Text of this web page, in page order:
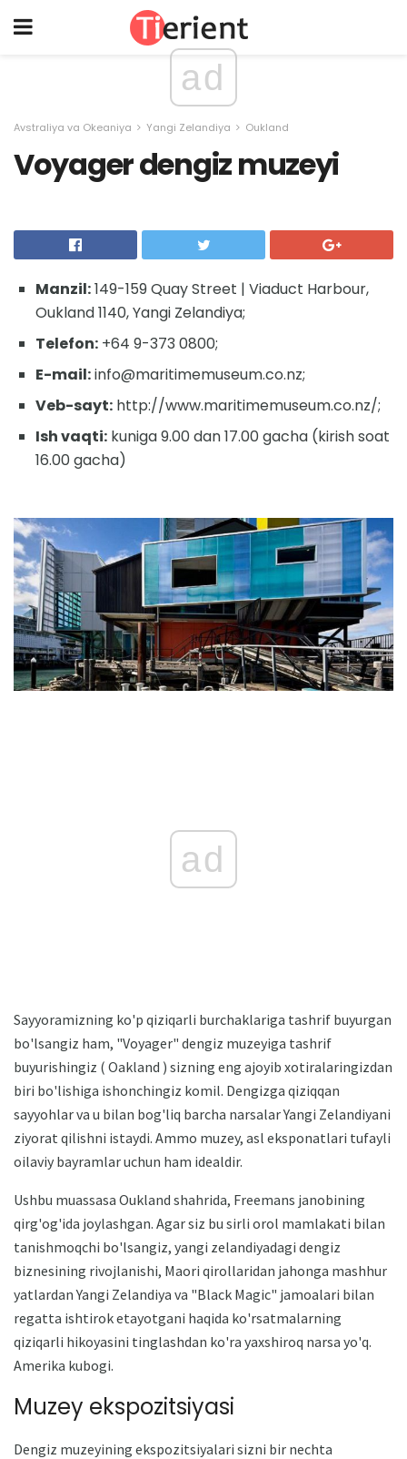
ad
Avstraliya va Okeaniya Yangi Zelandiya Oukland
Voyager dengiz muzeyi
Manzil:149-159 Quay Street | Viaduct Harbour,
Oukland 1140, Yangi Zelandiya;
Telefon: +64 9-373 0800;
E-mail:info@maritimemuseum.co.nz;
Veb-sayt: http://www.maritimemuseum.co.nz/;
Ish vaqti: kuniga 9.00 dan 17.00 gacha (kirish soat
16.00 gacha)
ad
Sayyoramizning ko'p qiziqarli burchaklariga tashrif buyurgan
bo'lsangiz ham, "Voyager" dengiz muzeyiga tashrif
buyurishingiz ( Oakland ) sizning eng ajoyib xotiralaringizdan
biri bo'lishiga ishonchingiz komil. Dengizga qiziqqan
sayyohlar va u bilan bog'liq barcha narsalar Yangi Zelandiyani
ziyorat qilishni istaydi. Ammo muzey, asl eksponatlari tufayli
oilaviy bayramlar uchun ham idealdir.
Ushbu muassasa Oukland shahrida, Freemans janobining
qirg'og'ida joylashgan. Agar siz bu sirli orol mamlakati bilan
tanishmoqchi bo'lsangiz, yangi zelandiyadagi dengiz
biznesining rivojlanishi, Maori qirollaridan jahonga mashhur
yatlardan Yangi Zelandiya va "Black Magic" jamoalari bilan
regatta ishtirok etayotgani haqida ko'rsatmalarning
qiziqarli hikoyasini tinglashdan ko'ra yaxshiroq narsa yo'q.
Amerika kubogi.
Muzey ekspozitsiyasi
Dengiz muzeyining ekspozitsiyalari sizni bir nechta